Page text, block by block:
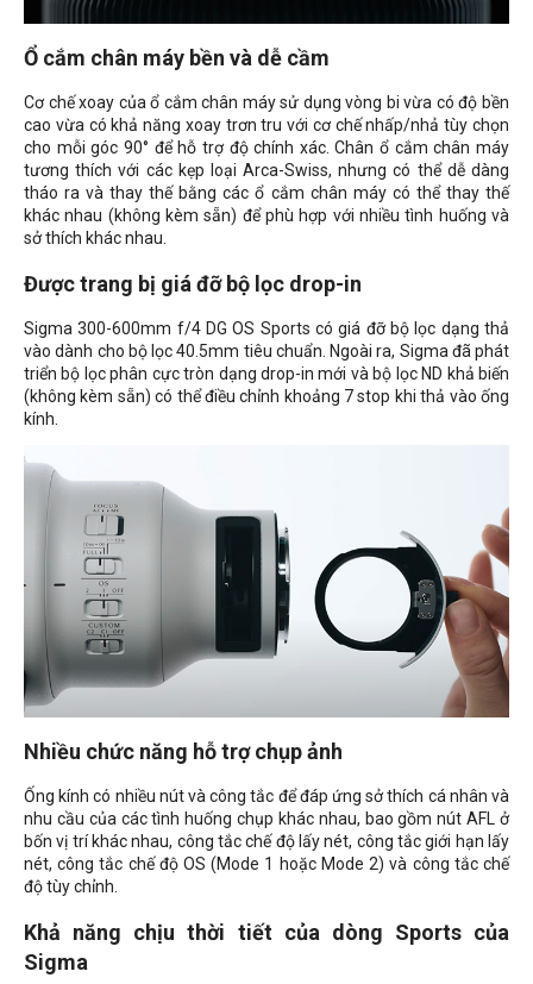
Ổ cắm chân máy bền và dễ cầm
Cơ chế xoay của ổ cắm chân máy sử dụng vòng bi vừa có độ bền
cao vừa có khả năng xoay trơn tru với cơ chế nhấp/nhả tùy chọn
cho mỗi góc 90° để hỗ trợ độ chính xác. Chân ổ cắm chân máy
tương thích với các kẹp loại Arca-Swiss, nhưng có thể dễ dàng
tháo ra và thay thế bằng các ổ cắm chân máy có thể thay thế
khác nhau (không kèm sẵn) để phù hợp với nhiều tình huống và
sở thích khác nhau.
Được trang bị giá đỡ bộ lọc drop-in
Sigma 300-600mm f/4 DG OS Sports có giá đỡ bộ lọc dạng thả
vào dành cho bộ lọc 40.5mm tiêu chuẩn. Ngoài ra, Sigma đã phát
triển bộ lọc phân cực tròn dạng drop-in mới và bộ lọc ND khả biến
(không kèm sẵn) có thể điều chỉnh khoảng 7 stop khi thả vào ống
kính.
Nhiều chức năng hỗ trợ chụp ảnh
Ống kính có nhiều nút và công tắc để đáp ứng sở thích cá nhân và
nhu cầu của các tình huống chụp khác nhau, bao gồm nút AFL ở
bốn vị trí khác nhau, công tắc chế độ lấy nét, công tắc giới hạn lấy
nét, công tắc chế độ OS (Mode 1 hoặc Mode 2) và công tắc chế
độ tùy chỉnh.
Khả năng chịu thời tiết của dòng Sports của
Sigma